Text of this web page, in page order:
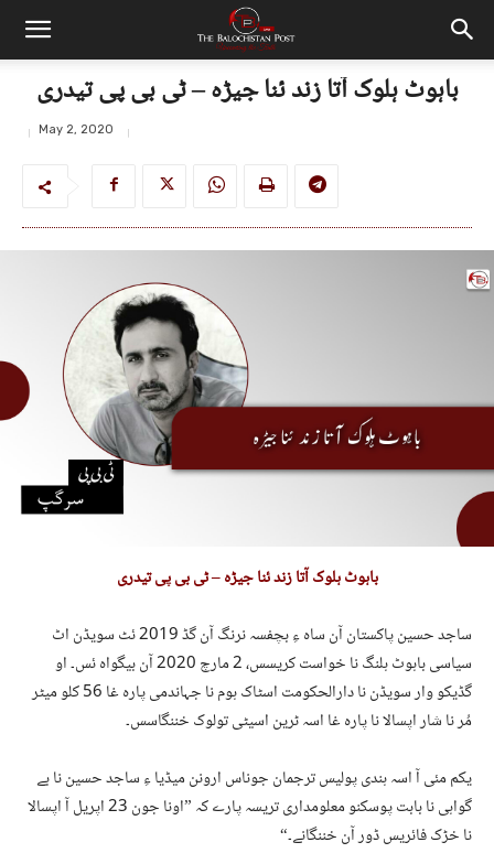
باہوٹ ہلوک آتا زند ئنا جیڑہ – ٹی بی پی تیدری
May 2, 2020
باہوٹ ہلوک آتا زند ئنا جیڑہ – ٹی بی پی تیدری
ساجد حسین پاکستان آن ساہ ءِ بچفسہ نرنگ آن گڈ 2019 ئٹ سویڈن اٹ
سیاسی باہوٹ ہلنگ نا خواست کریسس، 2 مارچ 2020 آن بیگواہ ئس۔ او
گڈیکو وار سویڈن نا دارالحکومت اسٹاک ہوم نا جہاندمی پارہ غا 56 کلو میٹر
مُر نا شار اپسالا نا پارہ غا اسہ ٹرین اسیٹی تولوک خننگاسس۔
یکم مئی آ اسہ ہندی پولیس ترجمان جوناس ارونن میڈیا ءِ ساجد حسین نا بے
گواہی نا بابت پوسکنو معلومداری تریسہ پارے کہ ”اونا جون 23 اپریل آ اپسالا
نا خڑک فائریس ڈور آن خننگانے۔“